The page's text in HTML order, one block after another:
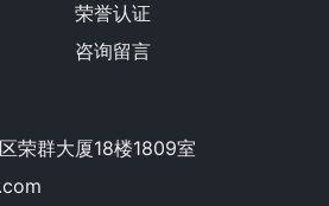
荣誉认证
咨询留言
荣群大厦18楼1809室